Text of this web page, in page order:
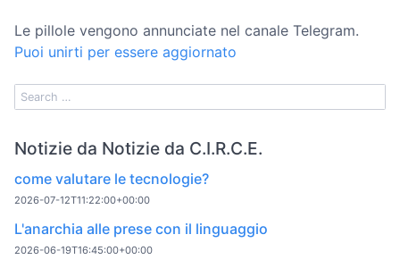
Le pillole vengono annunciate nel canale Telegram.
Puoi unirti per essere aggiornato
Notizie da Notizie da C.I.R.C.E.
come valutare le tecnologie?
2026-07-12T11:22:00+00:00
L'anarchia alle prese con il linguaggio
2026-06-19T16:45:00+00:00